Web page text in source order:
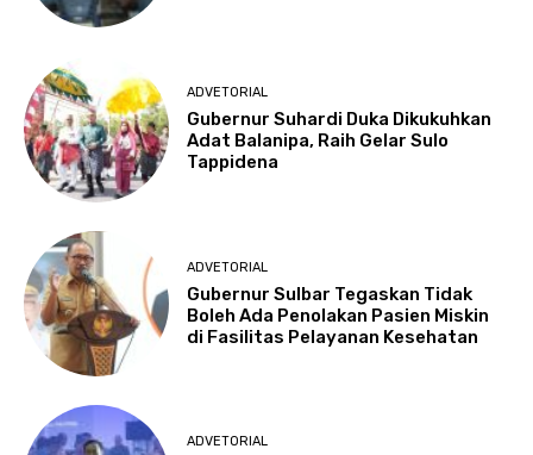
ADVETORIAL
Gubernur Suhardi Duka Dikukuhkan
Adat Balanipa, Raih Gelar Sulo
Tappidena
ADVETORIAL
Gubernur Sulbar Tegaskan Tidak
Boleh Ada Penolakan Pasien Miskin
di Fasilitas Pelayanan Kesehatan
ADVETORIAL